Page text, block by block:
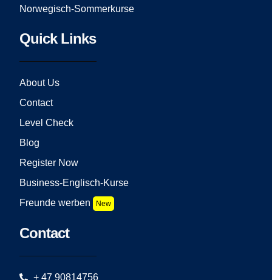
Norwegisch-Sommerkurse
Quick Links
About Us
Contact
Level Check
Blog
Register Now
Business-Englisch-Kurse
Freunde werben
New
Contact
+ 47 90814756